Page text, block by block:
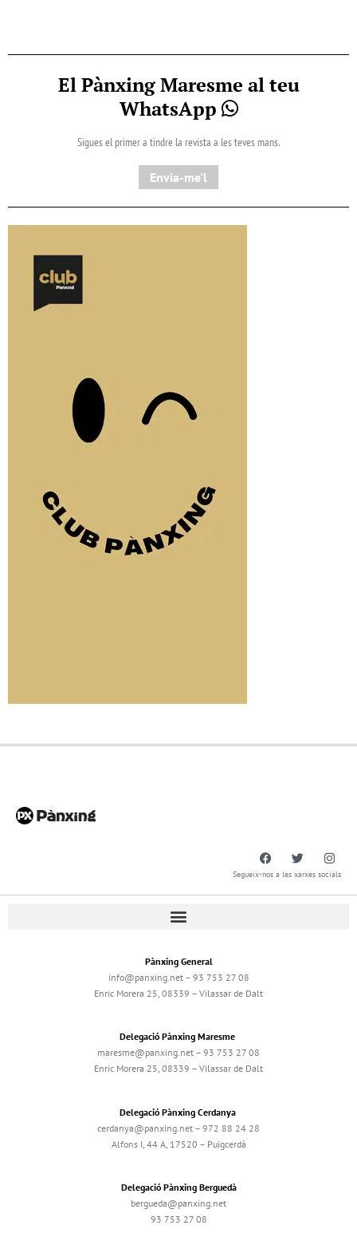
El Pànxing Maresme al teu
WhatsApp
Sigues el primer a tindre la revista a les teves mans.
Envia-me'l
Segueix-nos a les xarxes socials
Pànxing General
info@panxing.net – 93 753 27 08
Enric Morera 25, 08339 – Vilassar de Dalt
Delegació Pànxing Maresme
maresme@panxing.net – 93 753 27 08
Enric Morera 25, 08339 – Vilassar de Dalt
Delegació Pànxing Cerdanya
cerdanya@panxing.net – 972 88 24 28
Alfons I, 44 A, 17520 – Puigcerdà
Delegació Pànxing Berguedà
bergueda@panxing.net
93 753 27 08